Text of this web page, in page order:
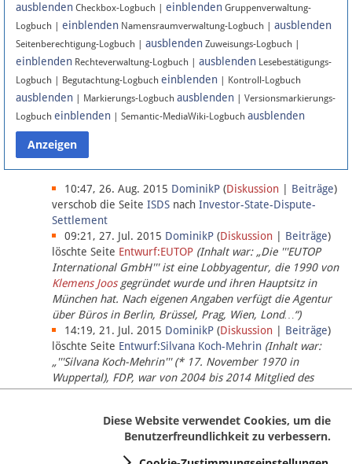
Facebook
Instagram
Anmelden
Datenschutz
Über Lobbypedia
Impressum
ausblenden Checkbox-Logbuch | einblenden Gruppenverwaltung-
Logbuch | einblenden Namensraumverwaltung-Logbuch | ausblenden
Seitenberechtigung-Logbuch | ausblenden Zuweisungs-Logbuch |
einblenden Rechteverwaltung-Logbuch | ausblenden Lesebestätigungs-
Logbuch | Begutachtung-Logbuch einblenden | Kontroll-Logbuch
ausblenden | Markierungs-Logbuch ausblenden | Versionsmarkierungs-
Logbuch einblenden | Semantic-MediaWiki-Logbuch ausblenden
10:47, 26. Aug. 2015 DominikP (Diskussion Beiträge)
verschob die Seite ISDS nach Investor-State-Dispute-
Settlement
09:21, 27. Jul. 2015 DominikP (Diskussion Beiträge)
löschte Seite Entwurf:EUTOP (Inhalt war: „Die '''EUTOP
International GmbH''' ist eine Lobbyagentur, die 1990 von
Klemens Joosgegründet wurde und ihren Hauptsitz in
München hat. Nach eigenen Angaben verfügt die Agentur
über Büros in Berlin, Brüssel, Prag, Wien, Lond…“)
14:19, 21. Jul. 2015 DominikP (Diskussion Beiträge)
löschte Seite Entwurf:Silvana Koch-Mehrin (Inhalt war:
„'''Silvana Koch-Mehrin''' (* 17. November 1970 in
Wuppertal), FDP, war von 2004 bis 2014 Mitglied des
Europäischen Parlaments, seit November 2014 ist sie für
Diese Website verwendet Cookies, um die
Benutzerfreundlichkeit zu verbessern.